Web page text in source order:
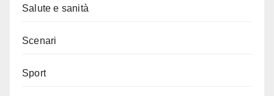
Salute e sanità
Scenari
Sport